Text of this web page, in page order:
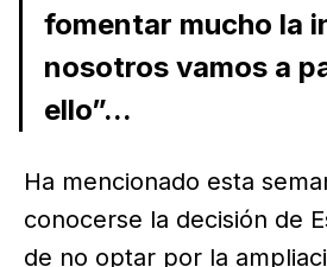
fomentar mucho la
nosotros vamos a
ello”...
Ha mencionado esta
conocerse la decisión de
de no optar por la